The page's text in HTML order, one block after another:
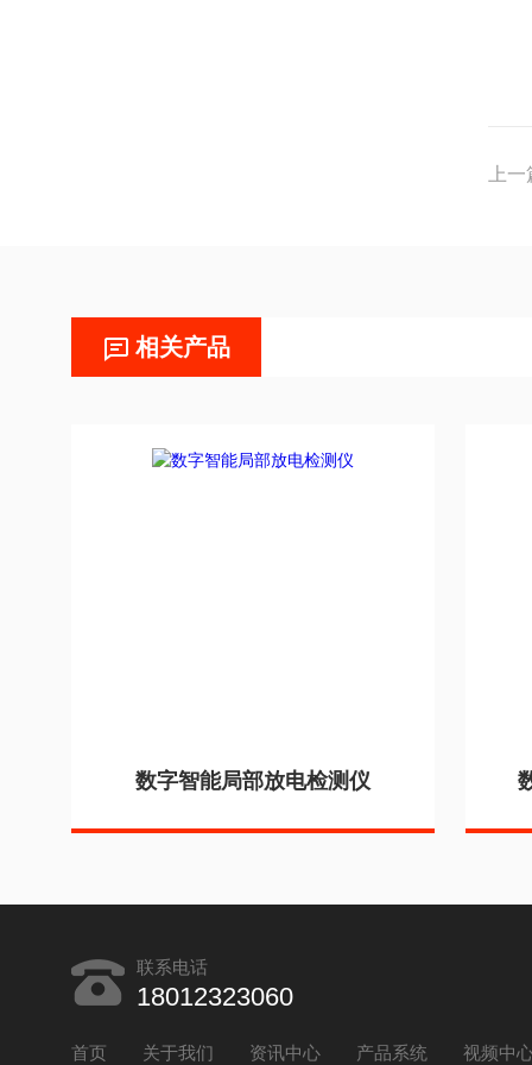
上
相关产品
数字智能局部放电检测仪
联系电话
18012323060
首页 关于我们 资讯中心 产品系统 视频中